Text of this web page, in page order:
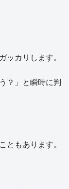
ッカリします。
？」と瞬時に判
ともあります。